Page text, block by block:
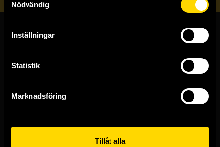
Nödvändig
Inställningar
Statistik
Marknadsföring
Tillåt alla
Stockholmsbutiken